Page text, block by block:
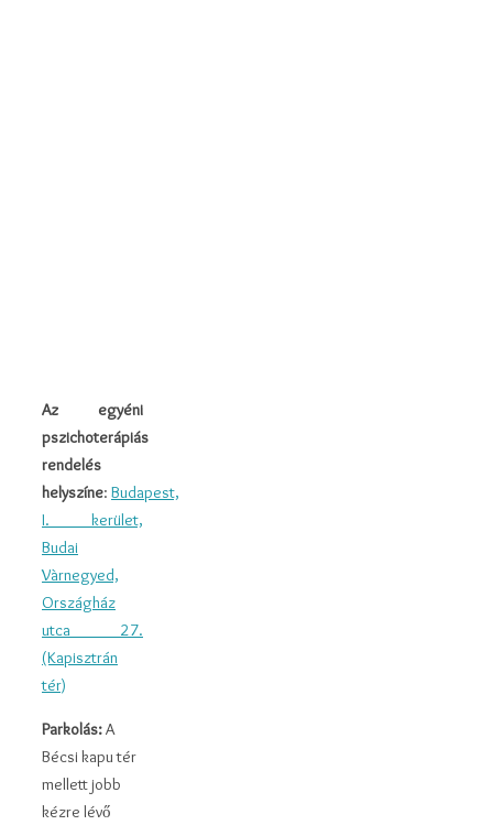
Az egyéni
pszichoterápiás
rendelés
helyszíne: Budapest,
I. kerület,
Budai
Vàrnegyed,
Országház
utca 27.
(Kapisztrán
tér)
Parkolás:A
Bécsi kapu tér
mellett jobb
kézre lévő